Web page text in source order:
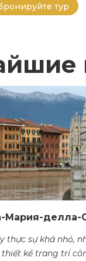
тур
Мария-делла-
thực sự khá nhỏ,
thiết kế trang trí